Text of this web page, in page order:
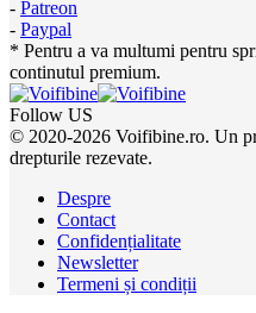
- Patreon
- Paypal
* Pentru a va multumi pentru
continutul premium.
Follow US
© 2020-2026 Voifibine.ro. Un
drepturile rezevate.
Despre
Contact
Confidențialitate
Newsletter
Termeni și condiții